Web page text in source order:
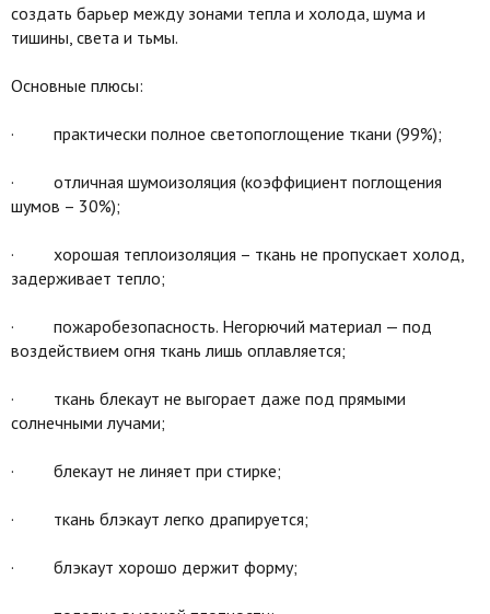
создать барьер между зонами тепла и холода, шума и
тишины, света и тьмы.
Основные плюсы:
· практически полное светопоглощение ткани (99%);
· отличная шумоизоляция (коэффициент поглощения
шумов – 30%);
· хорошая теплоизоляция – ткань не пропускает холод,
задерживает тепло;
· пожаробезопасность. Негорючий материал — под
воздействием огня ткань лишь оплавляется;
· ткань блекаут не выгорает даже под прямыми
солнечными лучами;
· блекаут не линяет при стирке;
· ткань блэкаут легко драпируется;
· блэкаут хорошо держит форму;